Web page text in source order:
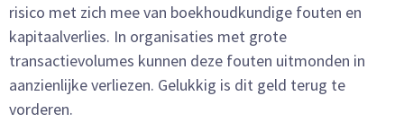
risico met zich mee van boekhoudkundige fouten en
kapitaalverlies. In organisaties met grote
transactievolumes kunnen deze fouten uitmonden in
aanzienlijke verliezen. Gelukkig is dit geld terug te
vorderen.